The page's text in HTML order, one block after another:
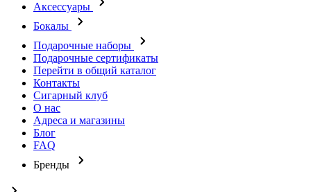
Аксессуары
Бокалы
Подарочные наборы
Подарочные сертификаты
Перейти в общий каталог
Контакты
Сигарный клуб
О нас
Адреса и магазины
Блог
FAQ
Бренды